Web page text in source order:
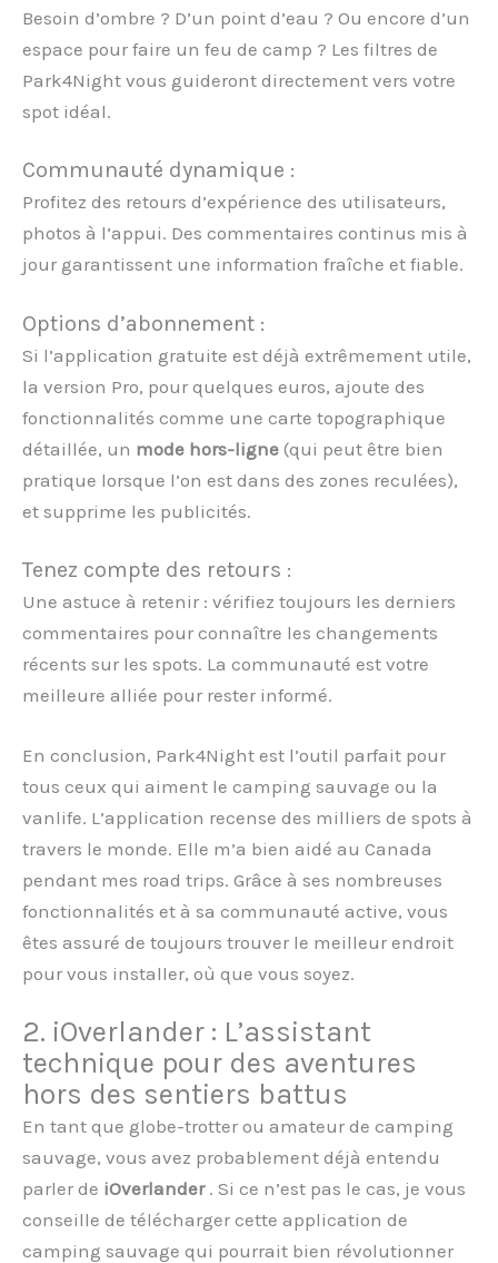
Besoin d’ombre ? D’un point d’eau ? Ou encore d’un
espace pour faire un feu de camp ? Les filtres de
Park4Night vous guideront directement vers votre
spot idéal.
Communauté dynamique :
Profitez des retours d’expérience des utilisateurs,
photos à l’appui. Des commentaires continus mis à
jour garantissent une information fraîche et fiable.
Options d’abonnement :
Si l’application gratuite est déjà extrêmement utile,
la version Pro, pour quelques euros, ajoute des
fonctionnalités comme une carte topographique
détaillée, un mode hors-ligne (qui peut être bien
pratique lorsque l’on est dans des zones reculées),
et supprime les publicités.
Tenez compte des retours :
Une astuce à retenir : vérifiez toujours les derniers
commentaires pour connaître les changements
récents sur les spots. La communauté est votre
meilleure alliée pour rester informé.
En conclusion, Park4Night est l’outil parfait pour
tous ceux qui aiment le camping sauvage ou la
vanlife. L’application recense des milliers de spots à
travers le monde. Elle m’a bien aidé au Canada
pendant mes road trips. Grâce à ses nombreuses
fonctionnalités et à sa communauté active, vous
êtes assuré de toujours trouver le meilleur endroit
pour vous installer, où que vous soyez.
2. iOverlander : L’assistant
technique pour des aventures
hors des sentiers battus
En tant que globe-trotter ou amateur de camping
sauvage, vous avez probablement déjà entendu
parler de iOverlander. Si ce n’est pas le cas, je vous
conseille de télécharger cette application de
camping sauvage qui pourrait bien révolutionner